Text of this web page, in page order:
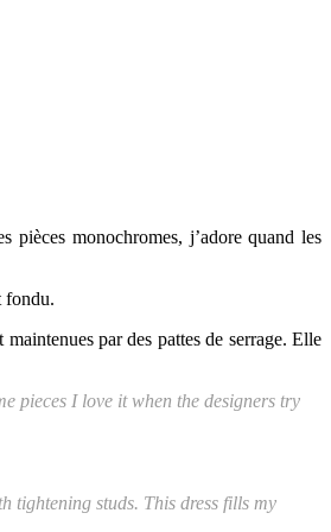
monochromes, j’adore quand les
fondu.
par des pattes de serrage. Elle
pieces I love it when the designers try
tightening studs. This dress fills my